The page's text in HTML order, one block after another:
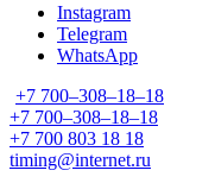
Instagram
Telegram
WhatsApp
+7 700‒308‒18‒18
+7 700‒308‒18‒18
+7 700 803 18 18
timing@internet.ru